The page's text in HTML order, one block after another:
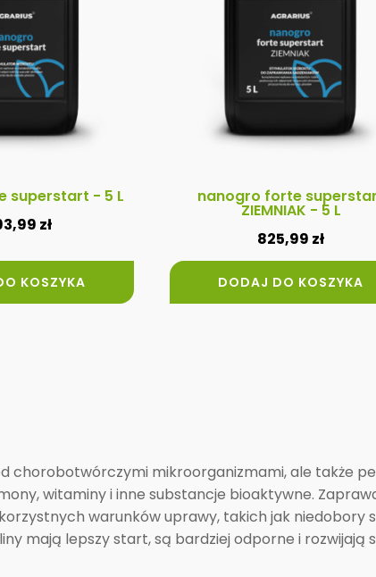
superstart - 5 L
zł
KOSZYKA
nanogro forte
ZIEMNIAK - 5 L
825,99 zł
DODAJ DO KOSZYKA
chorobotwórczymi mikroorganizmami, ale także
witaminy i inne substancje bioaktywne.
warunków uprawy, takich jak niedobory
mają lepszy start, są bardziej odporne i rozwijają